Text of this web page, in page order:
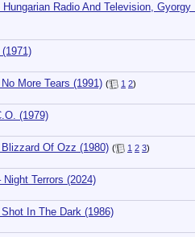
Radio And Television,
More Tears (1991) ( 1 2)
(1979)
Of Ozz (1980) ( 1 2 3)
Terrors (2024)
In The Dark (1986)